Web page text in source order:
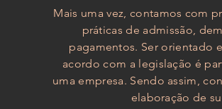
Mais uma vez, contamos com
práticas de admissão,
pagamentos. Ser orientado
acordo com a legislação é
uma empresa. Sendo assim,
elaboração de